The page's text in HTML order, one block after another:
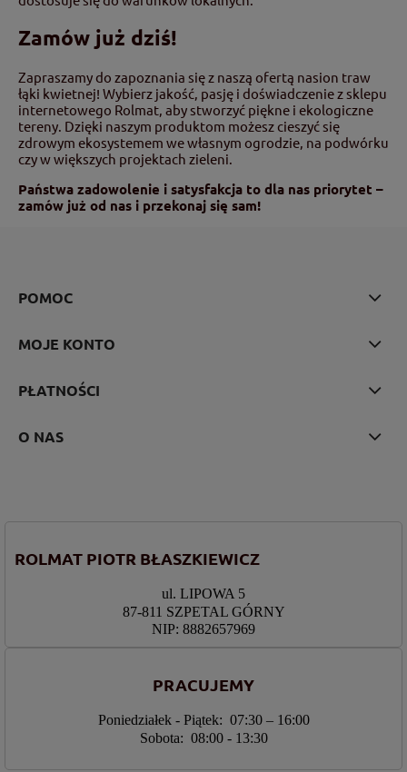
Zamów już dziś!
Zapraszamy do zapoznania się z naszą ofertą nasion traw
łąki kwietnej! Wybierz jakość, pasję i doświadczenie z sklepu
internetowego Rolmat, aby stworzyć piękne i ekologiczne
tereny. Dzięki naszym produktom możesz cieszyć się
zdrowym ekosystemem we własnym ogrodzie, na podwórku
czy w większych projektach zieleni.
Państwa zadowolenie i satysfakcja to dla nas priorytet –
zamów już od nas i przekonaj się sam!
POMOC
MOJE KONTO
PŁATNOŚCI
O NAS
ROLMAT PIOTR BŁASZKIEWICZ
ul. LIPOWA 5
87-811 SZPETAL GÓRNY
NIP: 8882657969
PRACUJEMY
Poniedziałek - Piątek: 07:30 – 16:00
Sobota: 08:00 - 13:30